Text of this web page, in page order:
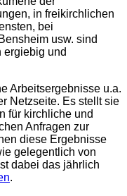
in freikirchlichen
bei
usw. sind
ergiebig und
Arbeitsergebnisse u.a.
Netzseite. Es stellt sie
für kirchliche und
Anfragen zur
diese Ergebnisse
gelegentlich von
dabei das jährlich
.